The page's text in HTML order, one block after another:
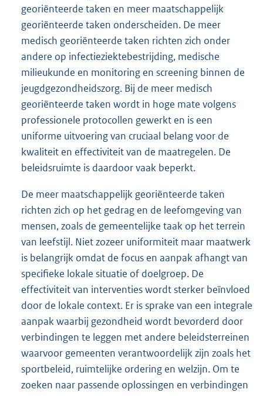
georiënteerde taken en meer maatschappelijk
georiënteerde taken onderscheiden. De meer
medisch georiënteerde taken richten zich onder
andere op infectieziektebestrijding, medische
milieukunde en monitoring en screening binnen de
jeugdgezondheidszorg. Bij de meer medisch
georiënteerde taken wordt in hoge mate volgens
professionele protocollen gewerkt en is een
uniforme uitvoering van cruciaal belang voor de
kwaliteit en effectiviteit van de maatregelen. De
beleidsruimte is daardoor vaak beperkt.
De meer maatschappelijk georiënteerde taken
richten zich op het gedrag en de leefomgeving van
mensen, zoals de gemeentelijke taak op het terrein
van leefstijl. Niet zozeer uniformiteit maar maatwerk
is belangrijk omdat de focus en aanpak afhangt van
specifieke lokale situatie of doelgroep. De
effectiviteit van interventies wordt sterker beïnvloed
door de lokale context. Er is sprake van een integrale
aanpak waarbij gezondheid wordt bevorderd door
verbindingen te leggen met andere beleidsterreinen
waarvoor gemeenten verantwoordelijk zijn zoals het
sportbeleid, ruimtelijke ordering en welzijn. Om te
zoeken naar passende oplossingen en verbindingen